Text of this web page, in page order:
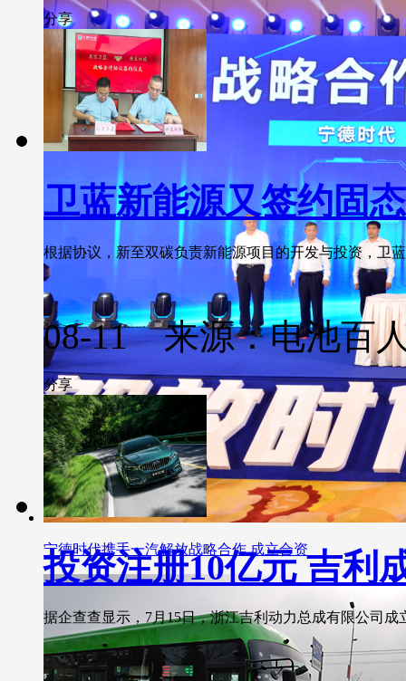
宁德时代携手一汽解放战略合作 成立合资
分享
卫蓝新能源又签约固
根据协议，新至双碳负责新能源项目的开发与投资，卫
08-11 来源：电池百
分享
投资注册10亿元 吉利
据企查查显示，7月15日，浙江吉利动力总成有限公司成